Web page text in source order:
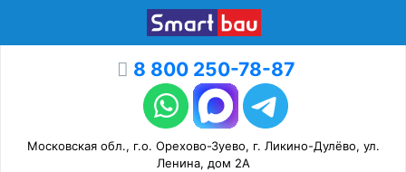
8 800 250-78-87
Московская обл., г.о. Орехово-Зуево, г. Ликино-Дулёво, ул.
Ленина, дом 2А